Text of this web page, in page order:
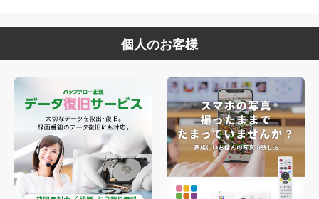
個人のお客様